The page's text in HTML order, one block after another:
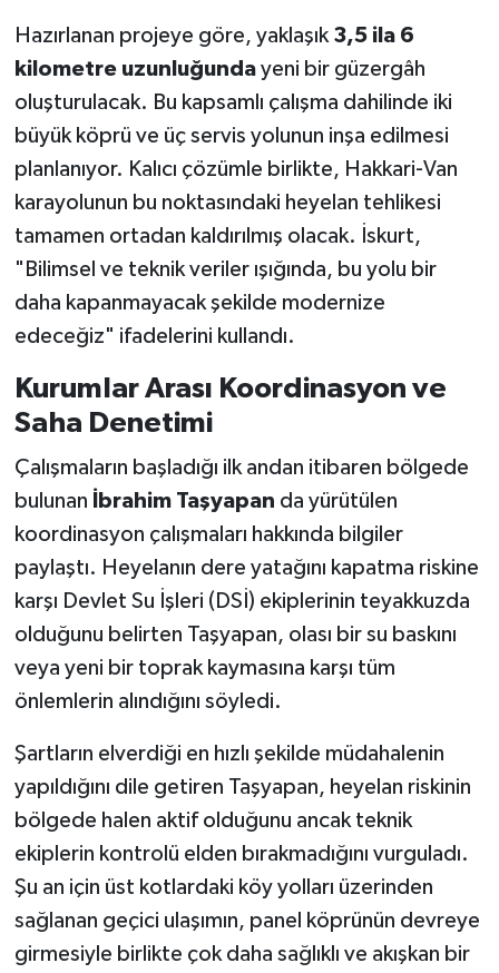
Hazırlanan projeye göre, yaklaşık 3,5 ila 6
kilometre uzunluğundayeni bir güzergâh
oluşturulacak. Bu kapsamlı çalışma dahilinde iki
büyük köprü ve üç servis yolunun inşa edilmesi
planlanıyor. Kalıcı çözümle birlikte, Hakkari-Van
karayolunun bu noktasındaki heyelan tehlikesi
tamamen ortadan kaldırılmış olacak. İskurt,
"Bilimsel ve teknik veriler ışığında, bu yolu bir
daha kapanmayacak şekilde modernize
edeceğiz" ifadelerini kullandı.
Kurumlar Arası Koordinasyon ve
Saha Denetimi
Çalışmaların başladığı ilk andan itibaren bölgede
bulunan
İbrahim Taşyapan da yürütülen
koordinasyon çalışmaları hakkında bilgiler
paylaştı. Heyelanın dere yatağını kapatma riskine
karşı Devlet Su İşleri (DSİ) ekiplerinin teyakkuzda
olduğunu belirten Taşyapan, olası bir su baskını
veya yeni bir toprak kaymasına karşı tüm
önlemlerin alındığını söyledi.
Şartların elverdiği en hızlı şekilde müdahalenin
yapıldığını dile getiren Taşyapan, heyelan riskinin
bölgede halen aktif olduğunu ancak teknik
ekiplerin kontrolü elden bırakmadığını vurguladı.
Şu an için üst kotlardaki köy yolları üzerinden
sağlanan geçici ulaşımın, panel köprünün devreye
girmesiyle birlikte çok daha sağlıklı ve akışkan bir